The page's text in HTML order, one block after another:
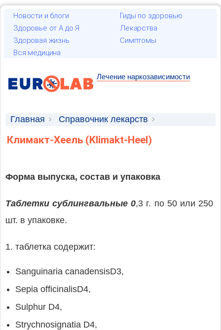
Новости и блоги
Гиды по здоровью
Здоровье от А до Я
Лекарства
Здоровая жизнь
Симптомы
Вся медицина
Лечение наркозависимости
Главная
Справочник лекарств
Лекарственные средства
Климакт-Хеель (Klimakt-Heel)
Форма выпуска, состав и упаковка
Таблетки сублингвальные 0,3 г. по 50 или 250
шт. в упаковке.
1. таблетка содержит:
Sanguinaria canadensisD3,
Sepia officinalisD4,
Sulphur D4,
Strychnosignatia D4,